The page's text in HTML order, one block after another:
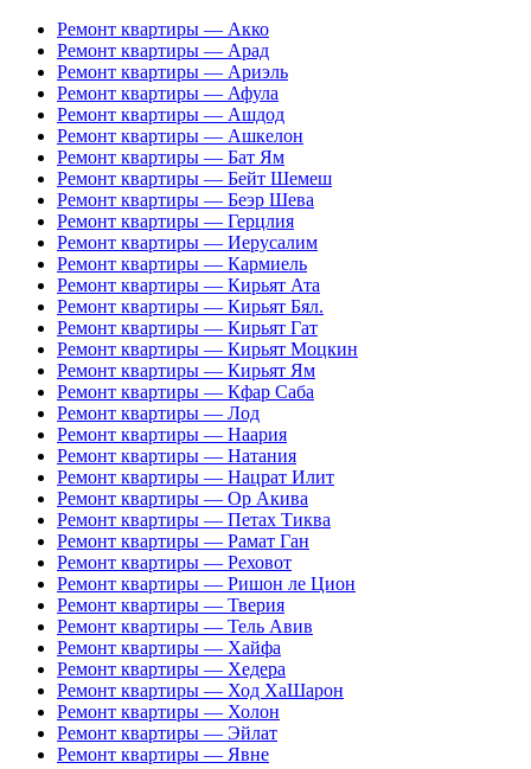
Ремонт квартиры — Акко
Ремонт квартиры — Арад
Ремонт квартиры — Ариэль
Ремонт квартиры — Афула
Ремонт квартиры — Ашдод
Ремонт квартиры — Ашкелон
Ремонт квартиры — Бат Ям
Ремонт квартиры — Бейт Шемеш
Ремонт квартиры — Беэр Шева
Ремонт квартиры — Герцлия
Ремонт квартиры — Иерусалим
Ремонт квартиры — Кармиель
Ремонт квартиры — Кирьят Ата
Ремонт квартиры — Кирьят Бял.
Ремонт квартиры — Кирьят Гат
Ремонт квартиры — Кирьят Моцкин
Ремонт квартиры — Кирьят Ям
Ремонт квартиры — Кфар Саба
Ремонт квартиры — Лод
Ремонт квартиры — Наария
Ремонт квартиры — Натания
Ремонт квартиры — Нацрат Илит
Ремонт квартиры — Ор Акива
Ремонт квартиры — Петах Тиква
Ремонт квартиры — Рамат Ган
Ремонт квартиры — Реховот
Ремонт квартиры — Ришон ле Цион
Ремонт квартиры — Тверия
Ремонт квартиры — Тель Авив
Ремонт квартиры — Хайфа
Ремонт квартиры — Хедера
Ремонт квартиры — Ход ХаШарон
Ремонт квартиры — Холон
Ремонт квартиры — Эйлат
Ремонт квартиры — Явне